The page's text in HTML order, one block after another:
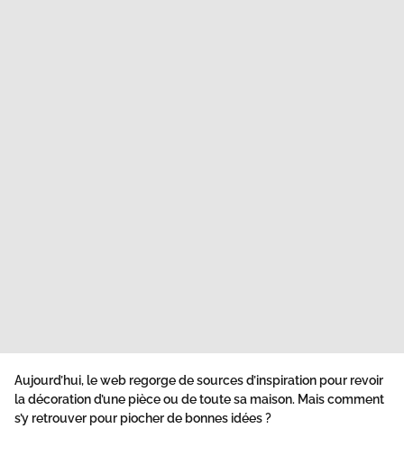
Aujourd’hui, le web regorge de sources d’inspiration pour revoir
la décoration d’une pièce ou de toute sa maison. Mais comment
s’y retrouver pour piocher de bonnes idées ?